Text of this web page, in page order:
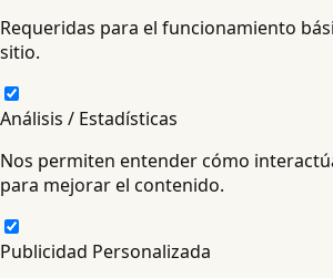
Requeridas para el funcionamiento
sitio.
Análisis / Estadísticas
Nos permiten entender cómo
para mejorar el contenido.
Publicidad Personalizada